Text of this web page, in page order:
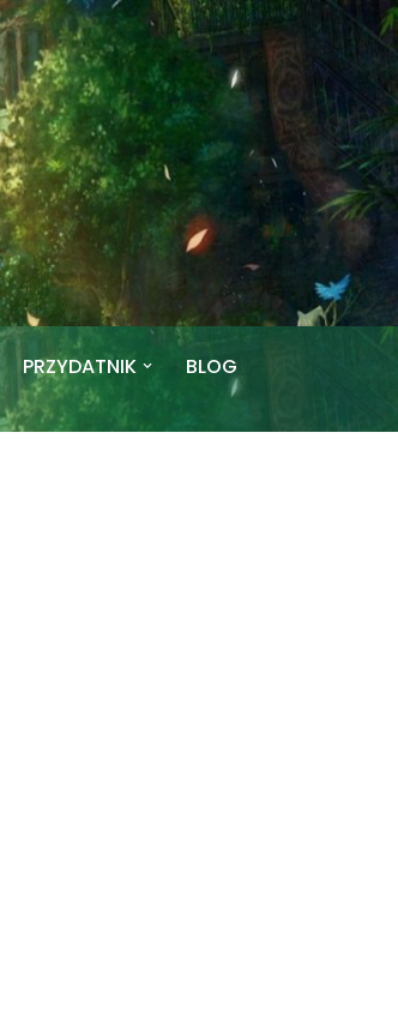
PRZYDATNIK BLOG